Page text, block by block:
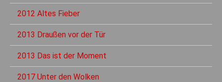
2012 Altes Fieber
2013 Draußen vor der Tür
2013 Das ist der Moment
2017 Unter den Wolken